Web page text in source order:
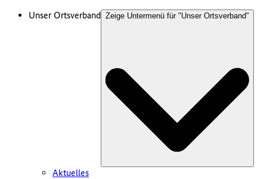
Unser Ortsverband Zeige Untermenü für "Unser Ortsverband"
Aktuelles